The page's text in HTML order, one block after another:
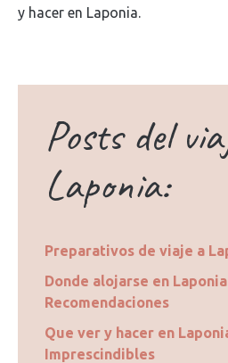
y hacer en Laponia.
Posts del
Laponia:
Preparativos de viaje a
Donde alojarse en Laponia
Recomendaciones
Que ver y hacer en
Imprescindibles